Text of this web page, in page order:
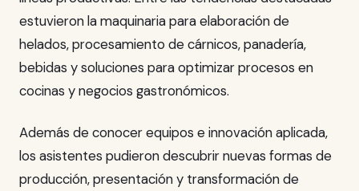
estuvieron la maquinaria para elaboración de
helados, procesamiento de cárnicos, panadería,
bebidas y soluciones para optimizar procesos en
cocinas y negocios gastronómicos.
Además de conocer equipos e innovación aplicada,
los asistentes pudieron descubrir nuevas formas de
producción, presentación y transformación de